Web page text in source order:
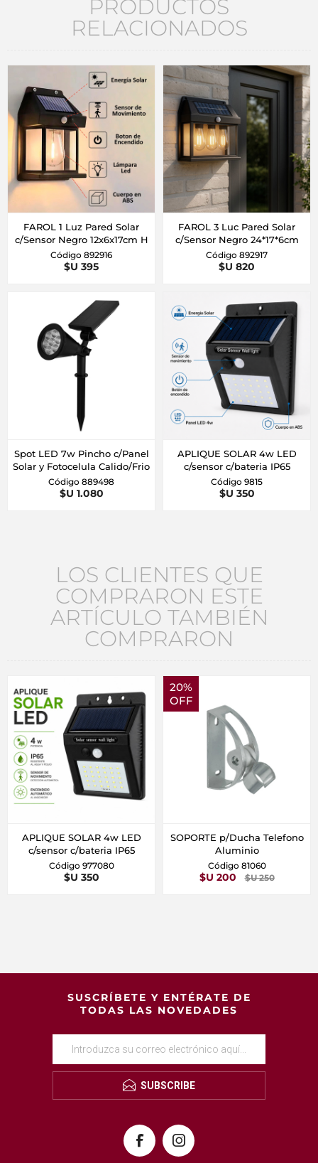
PRODUCTOS
RELACIONADOS
FAROL 1 Luz Pared Solar
c/Sensor Negro 12x6x17cm H
Código 892916
$U 395
FAROL 3 Luc Pared Solar
c/Sensor Negro 24*17*6cm
Código 892917
$U 820
Spot LED 7w Pincho c/Panel
Solar y Fotocelula Calido/Frio
Código 889498
$U 1.080
APLIQUE SOLAR 4w LED
c/sensor c/bateria IP65
Código 9815
$U 350
LOS CLIENTES QUE
COMPRARON ESTE
ARTÍCULO TAMBIÉN
COMPRARON
APLIQUE SOLAR 4w LED
c/sensor c/bateria IP65
Código 977080
$U 350
20%
OFF
SOPORTE p/Ducha Telefono
Aluminio
Código 81060
$U 200 $U 250
SUSCRÍBETE Y ENTÉRATE DE
TODAS LAS NOVEDADES
SUBSCRIBE